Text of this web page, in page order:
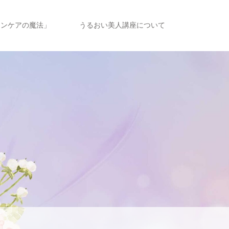
ケアの魔法」 うるおい美人講座について